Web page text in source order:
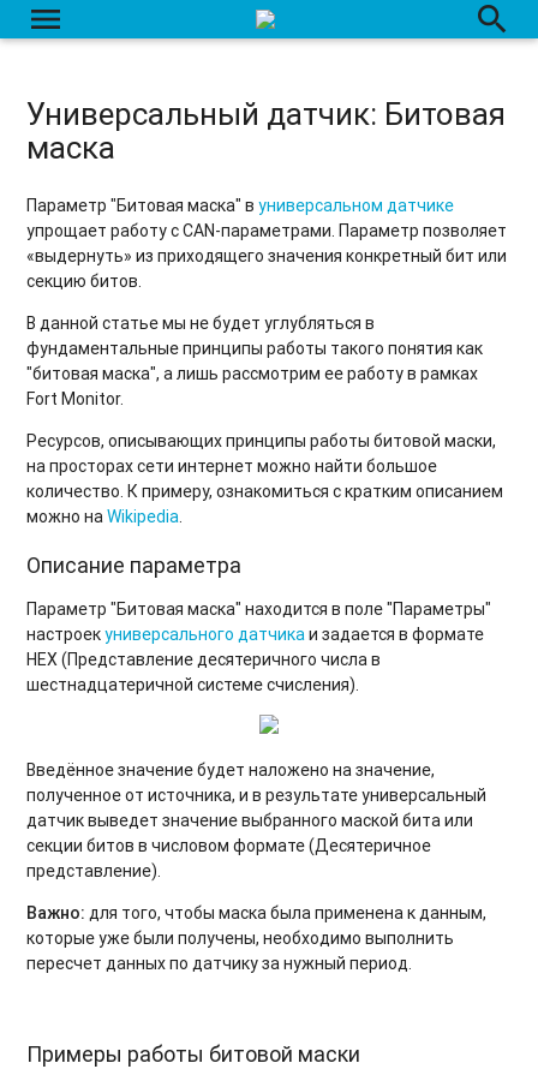
menu search
Универсальный датчик: Битовая
маска
Параметр "Битовая маска" в универсальном датчике
упрощает работу с CAN-параметрами. Параметр позволяет
«выдернуть» из приходящего значения конкретный бит или
секцию битов.
В данной статье мы не будет углубляться в
фундаментальные принципы работы такого понятия как
"битовая маска", а лишь рассмотрим ее работу в рамках
Fort Monitor.
Ресурсов, описывающих принципы работы битовой маски,
на просторах сети интернет можно найти большое
количество. К примеру, ознакомиться с кратким описанием
можно наWikipedia.
Описание параметра
Параметр "Битовая маска" находится в поле "Параметры"
настроекуниверсального датчикаи задается в формате
HEX (Представление десятеричного числа в
шестнадцатеричной системе счисления).
Введённое значение будет наложено на значение,
полученное от источника, и в результате универсальный
датчик выведет значение выбранного маской бита или
секции битов в числовом формате (Десятеричное
представление).
Важно: для того, чтобы маска была применена к данным,
которые уже были получены, необходимо выполнить
пересчет данных по датчику за нужный период.
Примеры работы битовой маски